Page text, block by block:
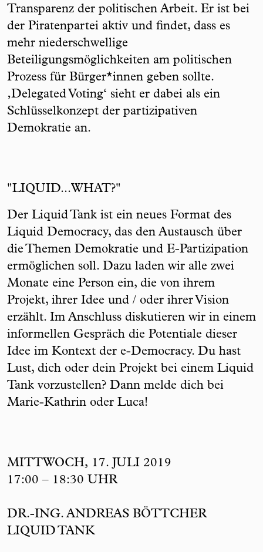
Transparenz der politischen Arbeit. Er ist bei
der Piratenpartei aktiv und findet, dass es
mehr niederschwellige
Beteiligungsmöglichkeiten am politischen
Prozess für Bürger*innen geben sollte.
‚Delegated Voting‘ sieht er dabei als ein
Schlüsselkonzept der partizipativen
Demokratie an.
"LIQUID...WHAT?"
Der Liquid Tank ist ein neues Format des
Liquid Democracy, das den Austausch über
die Themen Demokratie und E-Partizipation
ermöglichen soll. Dazu laden wir alle zwei
Monate eine Person ein, die von ihrem
Projekt, ihrer Idee und / oder ihrer Vision
erzählt. Im Anschluss diskutieren wir in einem
informellen Gespräch die Potentiale dieser
Idee im Kontext der e-Democracy. Du hast
Lust, dich oder dein Projekt bei einem Liquid
Tank vorzustellen? Dann melde dich bei
Marie-Kathrin oder Luca!
MITTWOCH, 17. JULI 2019
17:00 – 18:30 UHR
DR.-ING. ANDREAS BÖTTCHER
LIQUID TANK